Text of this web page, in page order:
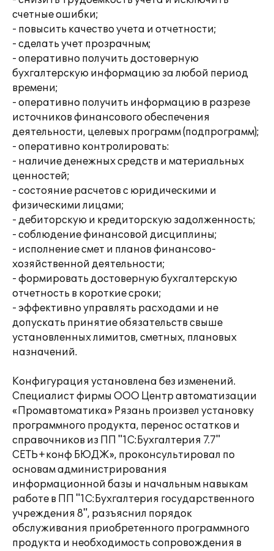
счетные ошибки;
- повысить качество учета и отчетности;
- сделать учет прозрачным;
- оперативно получить достоверную
бухгалтерскую информацию за любой период
времени;
- оперативно получить информацию в разрезе
источников финансового обеспечения
деятельности, целевых программ (подпрограмм);
- оперативно контролировать:
- наличие денежных средств и материальных
ценностей;
- состояние расчетов с юридическими и
физическими лицами;
- дебиторскую и кредиторскую задолженность;
- соблюдение финансовой дисциплины;
- исполнение смет и планов финансово-
хозяйственной деятельности;
- формировать достоверную бухгалтерскую
отчетность в короткие сроки;
- эффективно управлять расходами и не
допускать принятие обязательств свыше
установленных лимитов, сметных, плановых
назначений.
Конфигурация установлена без изменений.
Специалист фирмы ООО Центр автоматизации
«Промавтоматика» Рязань произвел установку
программного продукта, перенос остатков и
справочников из ПП "1C:Бухгалтерия 7.7"
СЕТЬ+конф БЮДЖ», проконсультировал по
основам администрирования
информационной базы и начальным навыкам
работе в ПП "1С:Бухгалтерия государственного
учреждения 8", разъяснил порядок
обслуживания приобретенного программного
продукта и необходимость сопровождения в